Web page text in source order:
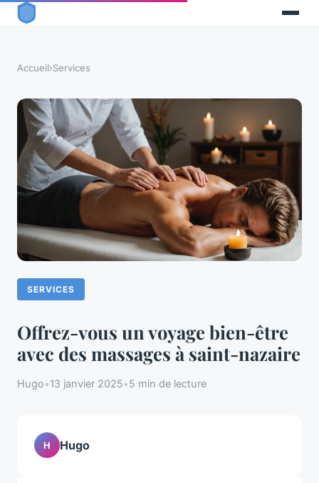
Accueil›Services
SERVICES
Offrez-vous un voyage bien-être
avec des massages à saint-nazaire
Hugo•13 janvier 2025•5 min de lecture
H Hugo